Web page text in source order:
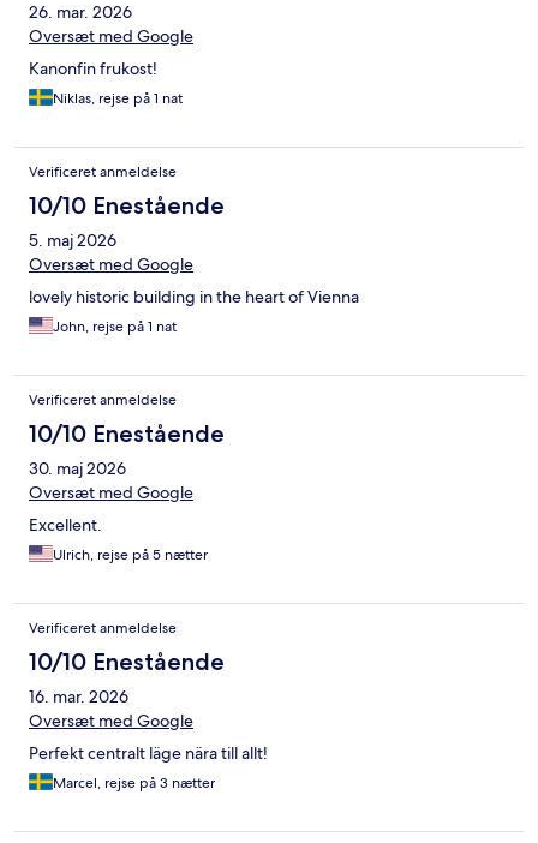
26. mar. 2026
Oversæt med Google
Kanonfin frukost!
Niklas, rejse på 1 nat
Verificeret anmeldelse
10/10 Enestående
5. maj 2026
Oversæt med Google
lovely historic building in the heart of Vienna
John, rejse på 1 nat
Verificeret anmeldelse
10/10 Enestående
30. maj 2026
Oversæt med Google
Excellent.
Ulrich, rejse på 5 nætter
Verificeret anmeldelse
10/10 Enestående
16. mar. 2026
Oversæt med Google
Perfekt centralt läge nära till allt!
Marcel, rejse på 3 nætter